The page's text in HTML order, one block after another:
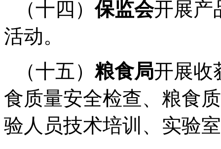
（十四）保监会开展产
活动。
（十五）粮食局开展收
食质量安全检查、粮食
验人员技术培训、实验